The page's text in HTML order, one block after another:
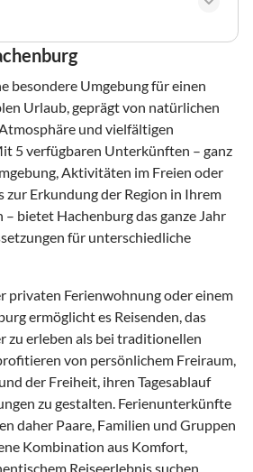
besondere Umgebung für einen
Urlaub, geprägt von natürlichen
und vielfältigen
5 verfügbaren Unterkünften – ganz
Aktivitäten im Freien oder
zur Erkundung der Region in Ihrem
– bietet Hachenburg das ganze Jahr
für unterschiedliche
privaten Ferienwohnung oder einem
ermöglicht es Reisenden, das
zu erleben als bei traditionellen
von persönlichem Freiraum,
der Freiheit, ihren Tagesablauf
zu gestalten. Ferienunterkünfte
daher Paare, Familien und Gruppen
Kombination aus Komfort,
Reiseerlebnis suchen.